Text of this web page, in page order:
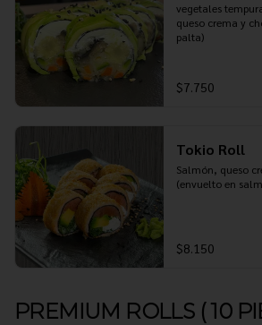
vegetales
queso crema y
palta)
$7.750
Tokio Roll
Salmón, queso
(envuelto en
$8.150
PREMIUM ROLLS ( 10